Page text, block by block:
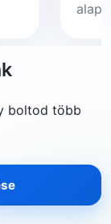
boltod több